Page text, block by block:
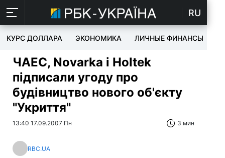
RU
КУРС ДОЛЛАРА ЭКОНОМИКА ЛИЧНЫЕ ФИНАНСЫ
ЧАЕС, Novarka і Holtek
підписали угоду про
будівництво нового об'єкту
"Укриття"
13:40 17.09.2007 Пн 3 мин
RBC.UA